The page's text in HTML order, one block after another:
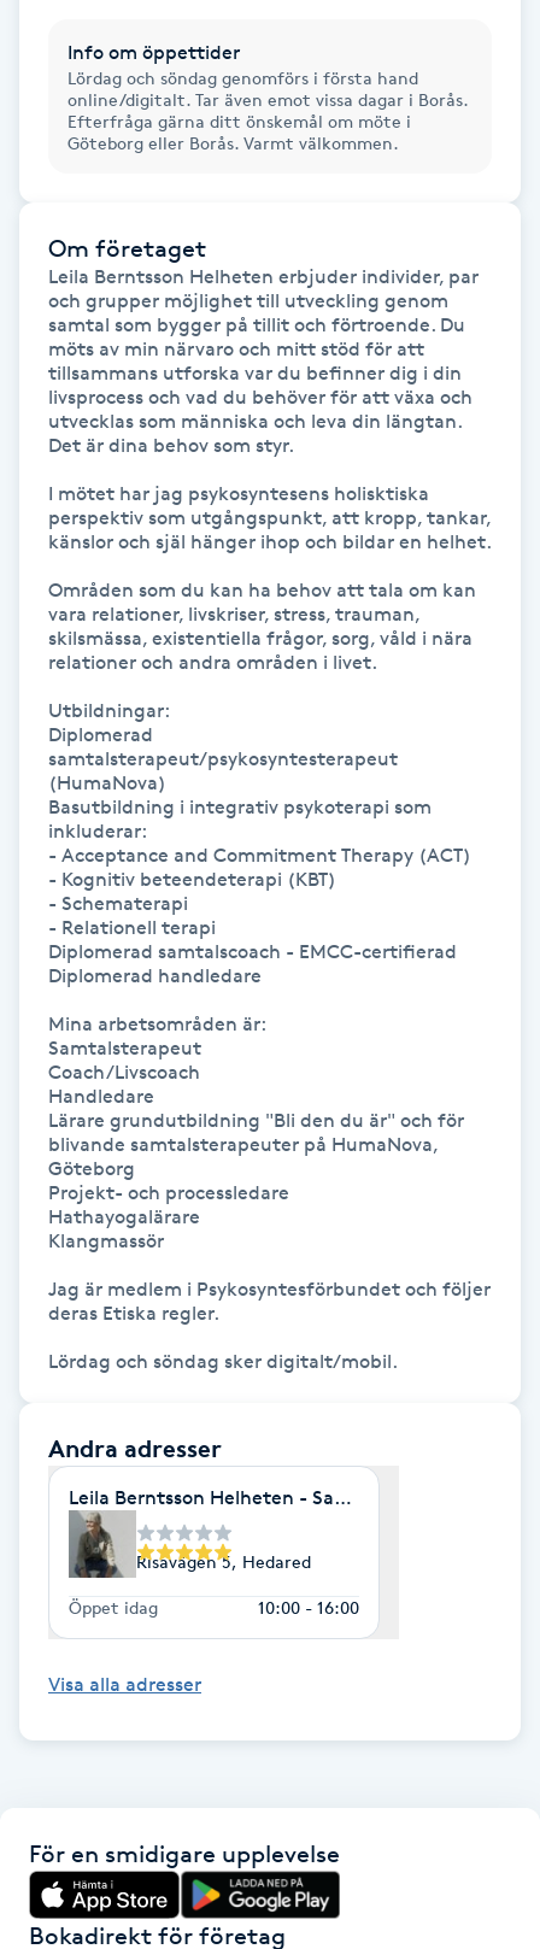
Hårbottenbehandling
Hårförlängning
Hälsa
Hälsprickor
Idrottsmassage
IPL hårborttagning
IR-massage
Japansk massage
Katun fransar
Kemisk peeling
Keratinbehandling
Kinesiologi
Kinesisk medicin
Kiropraktik
Klangmassage
Klippning & Slingor
Klippning ungdom
Koppningsmassage
Kroppspeeling
Käkledsbehandling
Info om öppettider
Lördag och söndag genomförs i första hand
online/digitalt. Tar även emot vissa dagar i Borås.
Efterfråga gärna ditt önskemål om möte i
Göteborg eller Borås. Varmt välkommen.
Om företaget
Leila Berntsson Helheten erbjuder individer, par
och grupper möjlighet till utveckling genom
samtal som bygger på tillit och förtroende. Du
möts av min närvaro och mitt stöd för att
tillsammans utforska var du befinner dig i din
livsprocess och vad du behöver för att växa och
utvecklas som människa och leva din längtan.
Det är dina behov som styr.
I mötet har jag psykosyntesens holisktiska
perspektiv som utgångspunkt, att kropp, tankar,
känslor och själ hänger ihop och bildar en helhet.
Områden som du kan ha behov att tala om kan
vara relationer, livskriser, stress, trauman,
skilsmässa, existentiella frågor, sorg, våld i nära
relationer och andra områden i livet.
Utbildningar:
Diplomerad
samtalsterapeut/psykosyntesterapeut
(HumaNova)
Basutbildning i integrativ psykoterapi som
inkluderar:
- Acceptance and Commitment Therapy (ACT)
- Kognitiv beteendeterapi (KBT)
- Schematerapi
- Relationell terapi
Diplomerad samtalscoach - EMCC-certifierad
Diplomerad handledare
Mina arbetsområden är:
Samtalsterapeut
Coach/Livscoach
Handledare
Lärare grundutbildning "Bli den du är" och för
blivande samtalsterapeuter på HumaNova,
Göteborg
Projekt- och processledare
Hathayogalärare
Klangmassör
Jag är medlem i Psykosyntesförbundet och följer
deras Etiska regler.
Lördag och söndag sker digitalt/mobil.
Andra adresser
Leila Berntsson Helheten - Samtalsterapi/
Risavägen 5, Hedared
Öppet idag 10:00 - 16:00
Visa alla adresser
För en smidigare upplevelse
Bokadirekt för företag